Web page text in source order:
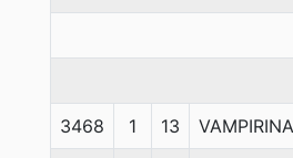
3468 1 13 VAMPIRINA